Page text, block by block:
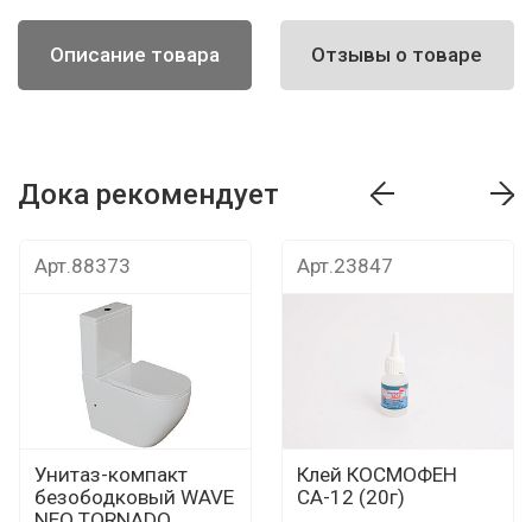
Описание товара Отзывы о товаре
Дока рекомендует
Арт.88373
Унитаз-компакт
безободковый WAVE
Арт.23847
Клей КОСМОФЕН
СА-12 (20г)
Дока рекомендует Дока